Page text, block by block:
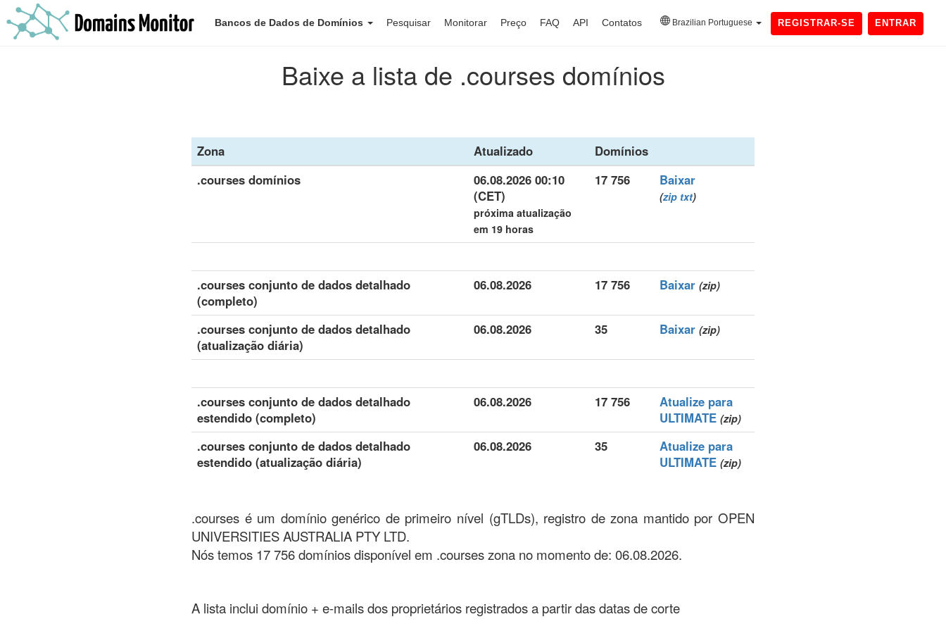
Bancos de Dados de Domínios Pesquisar Monitorar Preço FAQ API Contatos Brazilian Portuguese REGISTRAR-SE ENTRAR
Baixe a lista de .courses domínios
Zona Atualizado
Domínios
.courses domínios
06.08.2026 00:10
(CET)
próxima atualização
em 19 horas
17 756 Baixar
(zip txt)
.courses conjunto de dados detalhado
(completo)
06.08.2026 17 756 Baixar (zip)
.courses conjunto de dados detalhado
(atualização diária)
06.08.2026 35 Baixar (zip)
.courses conjunto de dados detalhado
estendido (completo)
06.08.2026 17 756
Atualize para
ULTIMATE (zip)
.courses conjunto de dados detalhado
estendido (atualização diária)
06.08.2026 35
Atualize para
ULTIMATE (zip)
.courses é um domínio genérico de primeiro nível (gTLDs), registro de zona mantido por OPEN
UNIVERSITIES AUSTRALIA PTY LTD.
Nós temos 17 756 domínios disponível em .courses zona no momento de: 06.08.2026.
A lista inclui domínio + e-mails dos proprietários registrados a partir das datas de corte